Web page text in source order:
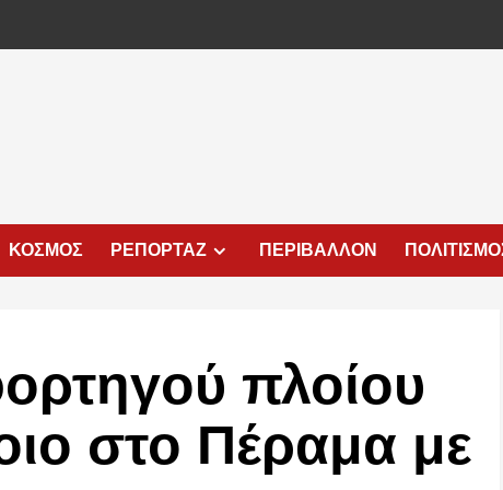
ΚΟΣΜΟΣ ΡΕΠΟΡΤΑΖ ΠΕΡΙΒΑΛΛΟΝ
πλοίου
στο Πέραμα με